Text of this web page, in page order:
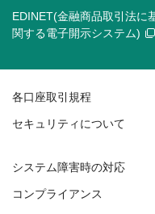
EDINET(金融商品取引法に
関する電子開示システム)
各口座取引規程
セキュリティについて
システム障害時の対応
コンプライアンス